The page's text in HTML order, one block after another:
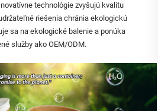
technológie zvyšujú kvalitu
riešenia chránia ekologickú
sa na ekologické balenie a ponúka
služby ako OEM/ODM.